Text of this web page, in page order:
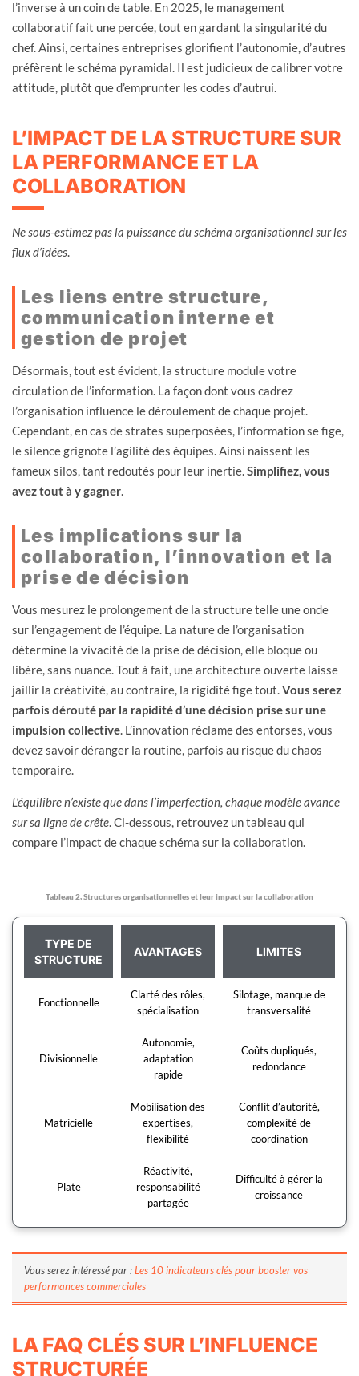
l’inverse à un coin de table. En 2025, le management
collaboratif fait une percée, tout en gardant la singularité du
chef. Ainsi, certaines entreprises glorifient l’autonomie, d’autres
préfèrent le schéma pyramidal. Il est judicieux de calibrer votre
attitude, plutôt que d’emprunter les codes d’autrui.
L’IMPACT DE LA STRUCTURE SUR
LA PERFORMANCE ET LA
COLLABORATION
Ne sous-estimez pas la puissance du schéma organisationnel sur les
flux d’idées.
Les liens entre structure,
communication interne et
gestion de projet
Désormais, tout est évident, la structure module votre
circulation de l’information. La façon dont vous cadrez
l’organisation influence le déroulement de chaque projet.
Cependant, en cas de strates superposées, l’information se fige,
le silence grignote l’agilité des équipes. Ainsi naissent les
fameux silos, tant redoutés pour leur inertie.Simplifiez, vous
avez tout à y gagner.
Les implications sur la
collaboration, l’innovation et la
prise de décision
Vous mesurez le prolongement de la structure telle une onde
sur l’engagement de l’équipe. La nature de l’organisation
détermine la vivacité de la prise de décision, elle bloque ou
libère, sans nuance. Tout à fait, une architecture ouverte laisse
jaillir la créativité, au contraire, la rigidité fige tout.Vous serez
parfois dérouté par la rapidité d’une décision prise sur une
impulsion collective. L’innovation réclame des entorses, vous
devez savoir déranger la routine, parfois au risque du chaos
temporaire.
L’équilibre n’existe que dans l’imperfection, chaque modèle avance
sur sa ligne de crête. Ci-dessous, retrouvez un tableau qui
compare l’impact de chaque schéma sur la collaboration.
Tableau 2, Structures organisationnelles et leur impact sur la collaboration
TYPE DE
STRUCTURE
AVANTAGES LIMITES
Fonctionnelle
Clarté des rôles,
spécialisation
Silotage, manque de
transversalité
Divisionnelle
Autonomie,
adaptation
rapide
Coûts dupliqués,
redondance
Matricielle
Mobilisation des
expertises,
flexibilité
Conflit d’autorité,
complexité de
coordination
Plate
Réactivité,
responsabilité
partagée
Difficulté à gérer la
croissance
Vous serez intéressé par :Les 10 indicateurs clés pour booster vos
performances commerciales
LA FAQ CLÉS SUR L’INFLUENCE
STRUCTURÉE